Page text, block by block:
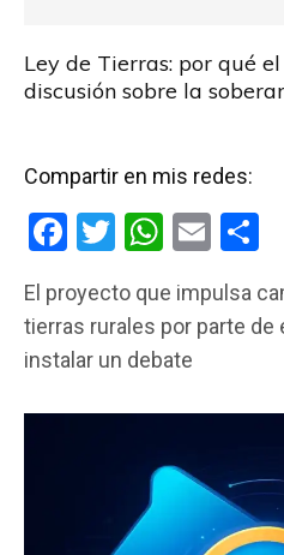
Ley de Tierras: por qué
discusión sobre la
Compartir en mis redes:
F
ce
b
o
T
tt
er
W
at
s
p
p
E
ail
p
El proyecto que impulsa
tierras rurales por parte de
instalar un debate